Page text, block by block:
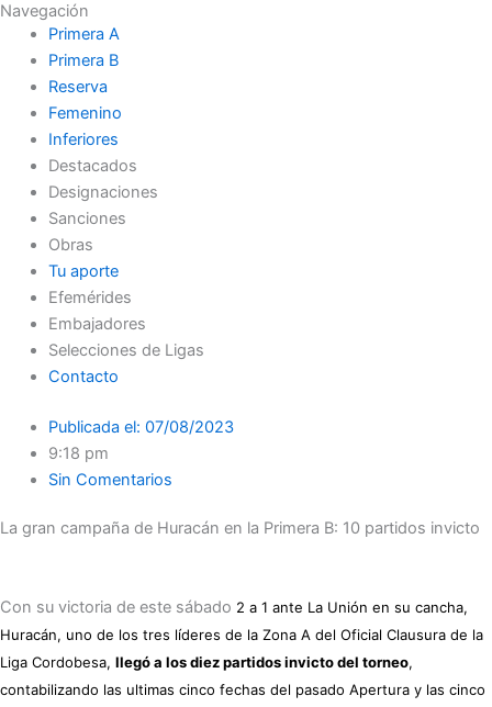
Navegación
Primera A
Primera B
Reserva
Femenino
Inferiores
Destacados
Designaciones
Sanciones
Obras
Tu aporte
Efemérides
Embajadores
Selecciones de Ligas
Contacto
Publicada el: 07/08/2023
9:18 pm
Sin Comentarios
La gran campaña de Huracán en la Primera B: 10 partidos invicto
Con su victoria de este sábado 2 a 1 ante La Unión en su cancha,
Huracán, uno de los tres líderes de la Zona A del Oficial Clausura de la
Liga Cordobesa, llegó a los diez partidos invicto del torneo,
contabilizando las ultimas cinco fechas del pasado Apertura y las cinco